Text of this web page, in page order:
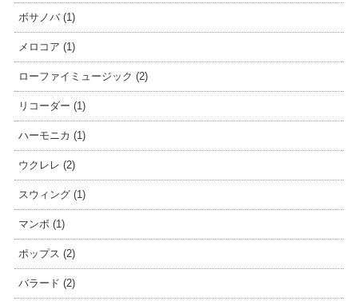
ボサノバ (1)
メロコア (1)
ローファイミュージック (2)
リコーダー (1)
ハーモニカ (1)
ウクレレ (2)
スウィング (1)
マンボ (1)
ポップス (2)
バラード (2)